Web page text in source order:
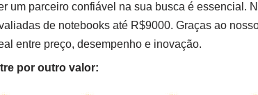
um parceiro confiável na sua busca é essencial.
de notebooks até R$9000. Graças ao
entre preço, desempenho e inovação.
por outro valor: